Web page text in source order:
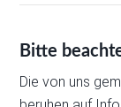
Bitte
Die von uns